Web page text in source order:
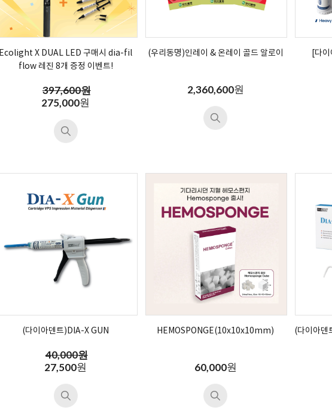
Ecolight X DUAL LED 구매시 dia-fil
flow 레진 8개 증정 이벤트!
397,600원
275,000원
(우리동명)인레이 & 온레이 골드 알로이
2,360,600원
[다
(다이아덴트)DIA-X GUN
40,000원
27,500원
HEMOSPONGE(10x10x10mm)
60,000원
(다이아